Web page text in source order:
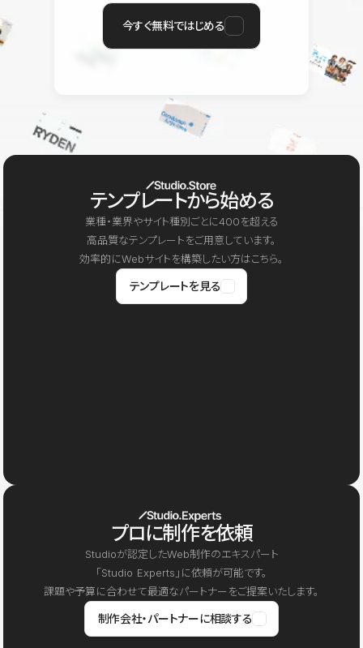
今すぐ無料ではじめる
テンプレートから始める
業種・業界やサイト種別ごとに400を超える
高品質なテンプレートをご用意しています。
効率的にWebサイトを構築したい方はこちら。
テンプレートを見る
プロに制作を依頼
Studioが認定したWeb制作のエキスパート
「Studio Experts」に依頼が可能です。
課題や予算に合わせて最適なパートナーをご提案いたします。
制作会社・パートナーに相談する